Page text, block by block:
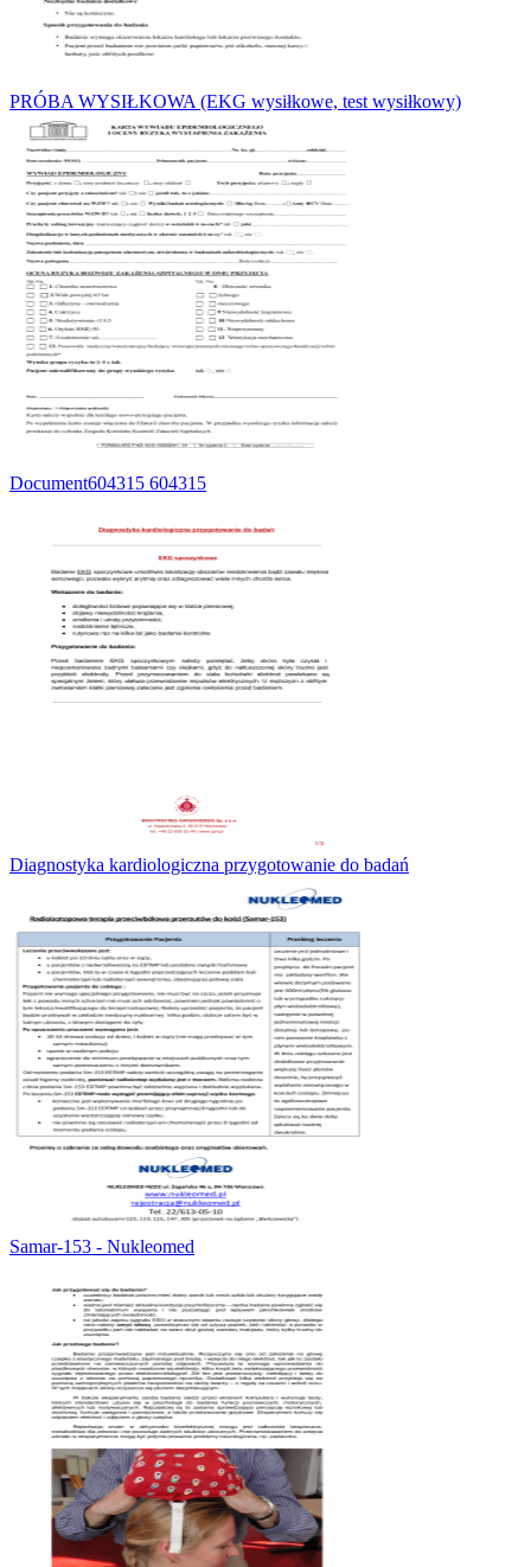
PRÓBA WYSIŁKOWA (EKG wysiłkowe, test wysiłkowy)
Document604315 604315
Diagnostyka kardiologiczna przygotowanie do badań
Samar-153 - Nukleomed